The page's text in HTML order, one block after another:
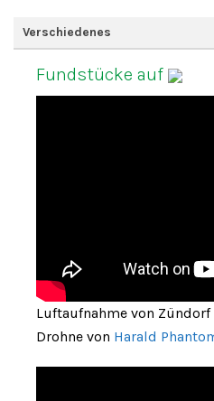
Verschiedenes
Fundstücke auf
Luftaufnahme von
Drohne von Harald